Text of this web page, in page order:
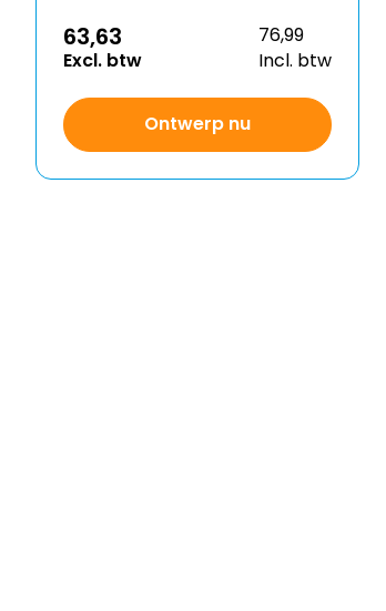
63,63
Excl. btw
76,99
Incl. btw
Ontwerp nu